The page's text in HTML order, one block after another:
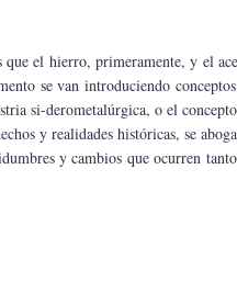
el hierro, primeramente, y el
se van introduciendo
si-derometalúrgica, o el
y realidades históricas, se
y cambios que ocurren